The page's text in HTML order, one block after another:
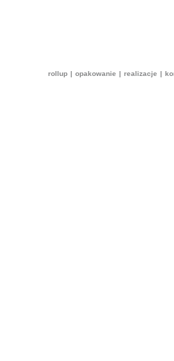
rollup | opakowanie | realizacje |